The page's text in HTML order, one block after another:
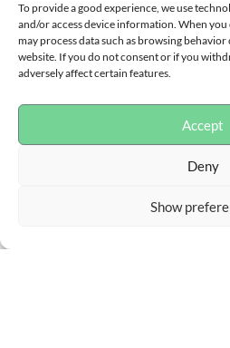
To provide a good experience, we use
and/or access device information. When
may process data such as browsing
website. If you do not consent or if you
adversely affect certain features.
Accept
Deny
Show